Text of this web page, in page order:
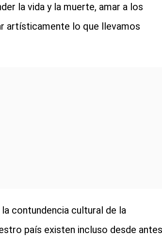
la vida y la muerte, amar a los
artísticamente lo que llevamos
contundencia cultural de la
país existen incluso desde antes